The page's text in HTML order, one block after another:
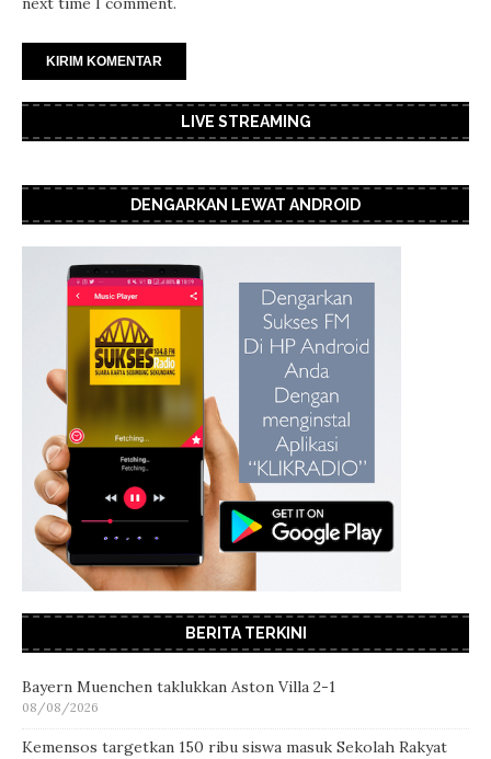
LIVE STREAMING
DENGARKAN LEWAT ANDROID
BERITA TERKINI
Bayern Muenchen taklukkan Aston Villa 2-1
08/08/2026
Kemensos targetkan 150 ribu siswa masuk Sekolah Rakyat